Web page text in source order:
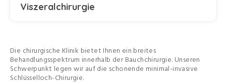
Viszeralchirurgie
Die chirurgische Klinik bietet Ihnen ein breites
Behandlungsspektrum innerhalb der Bauchchirurgie. Unseren
Schwerpunkt legen wir auf die schonende minimal-invasive
Schlüsselloch-Chirurgie.